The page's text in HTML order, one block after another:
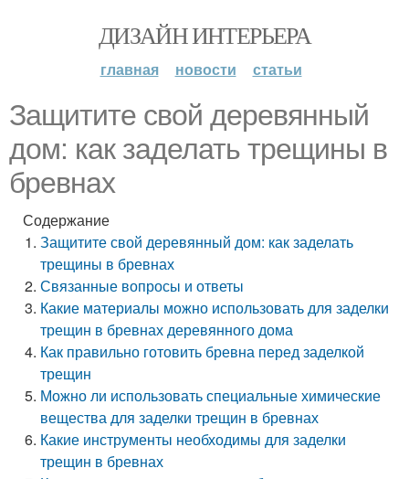
ДИЗАЙН ИНТЕРЬЕРА
главная новости статьи
Защитите свой деревянный
дом: как заделать трещины в
бревнах
Содержание
Защитите свой деревянный дом: как заделать
трещины в бревнах
Связанные вопросы и ответы
Какие материалы можно использовать для заделки
трещин в бревнах деревянного дома
Как правильно готовить бревна перед заделкой
трещин
Можно ли использовать специальные химические
вещества для заделки трещин в бревнах
Какие инструменты необходимы для заделки
трещин в бревнах